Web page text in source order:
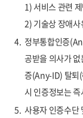
1) 서비스 관련
2) 기술상 장애사
4. 정부통합인증
공받을 의사가
증(Any-ID) 탈퇴
시 인증정보는
5. 사용자 인증수단